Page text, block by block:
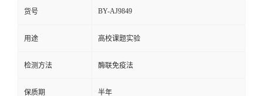
货号 BY-AJ9849
用途 高校课题实验
检测方法 酶联免疫法
保质期 半年